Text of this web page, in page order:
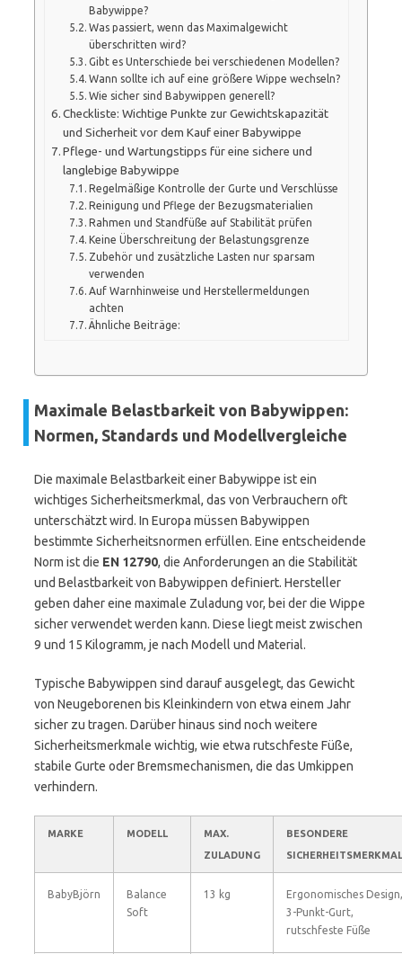
Babywippe?
Was passiert, wenn das Maximalgewicht
überschritten wird?
Gibt es Unterschiede bei verschiedenen Modellen?
Wann sollte ich auf eine größere Wippe wechseln?
Wie sicher sind Babywippen generell?
Checkliste: Wichtige Punkte zur Gewichtskapazität
und Sicherheit vor dem Kauf einer Babywippe
Pflege- und Wartungstipps für eine sichere und
langlebige Babywippe
Regelmäßige Kontrolle der Gurte und Verschlüsse
Reinigung und Pflege der Bezugsmaterialien
Rahmen und Standfüße auf Stabilität prüfen
Keine Überschreitung der Belastungsgrenze
Zubehör und zusätzliche Lasten nur sparsam
verwenden
Auf Warnhinweise und Herstellermeldungen
achten
Ähnliche Beiträge:
Maximale Belastbarkeit von Babywippen:
Normen, Standards und Modellvergleiche
Die maximale Belastbarkeit einer Babywippe ist ein
wichtiges Sicherheitsmerkmal, das von Verbrauchern oft
unterschätzt wird. In Europa müssen Babywippen
bestimmte Sicherheitsnormen erfüllen. Eine entscheidende
Norm ist die EN 12790, die Anforderungen an die Stabilität
und Belastbarkeit von Babywippen definiert. Hersteller
geben daher eine maximale Zuladung vor, bei der die Wippe
sicher verwendet werden kann. Diese liegt meist zwischen
9 und 15 Kilogramm, je nach Modell und Material.
Typische Babywippen sind darauf ausgelegt, das Gewicht
von Neugeborenen bis Kleinkindern von etwa einem Jahr
sicher zu tragen. Darüber hinaus sind noch weitere
Sicherheitsmerkmale wichtig, wie etwa rutschfeste Füße,
stabile Gurte oder Bremsmechanismen, die das Umkippen
verhindern.
MARKE MODELL
MAX.
ZULADUNG
BESONDERE
BabyBjörn
Balance
Soft
13 kg
Ergonomisches Design,
3-Punkt-Gurt,
rutschfeste Füße